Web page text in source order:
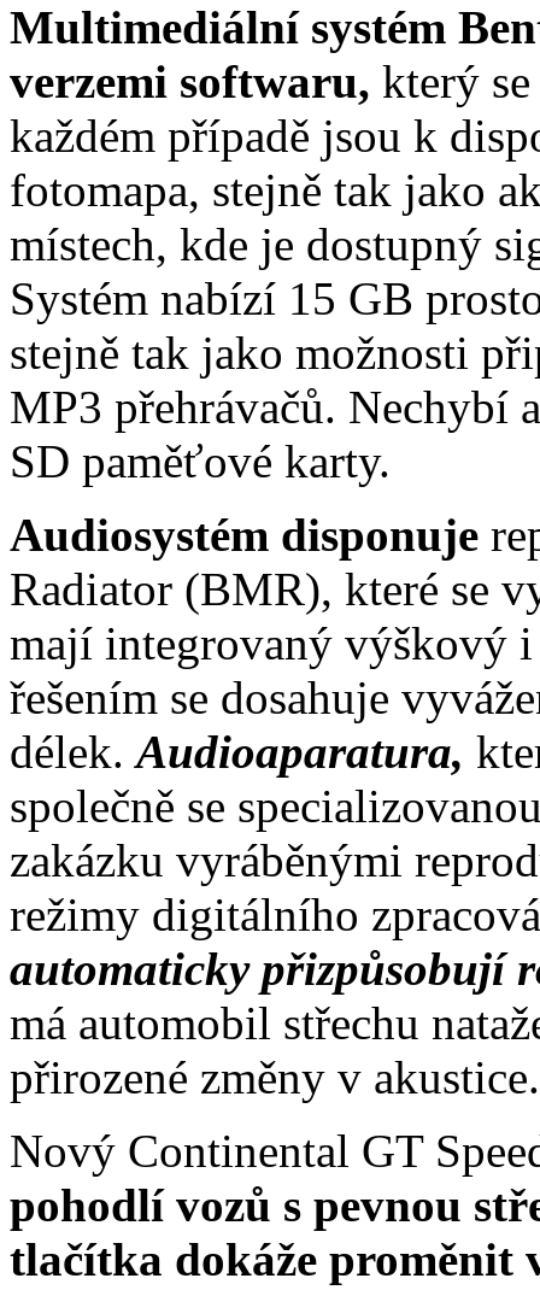
Multimediální systém
verzemi softwaru, který
každém případě jsou k
fotomapa, stejně tak jako
místech, kde je dostupný
Systém nabízí 15 GB
stejně tak jako možnosti
MP3 přehrávačů. Nechybí
SD paměťové karty.
Audiosystém disponuje
Radiator (BMR), které se
mají integrovaný výškový
řešením se dosahuje
délek.Audioaparatura,
společně se
zakázku vyráběnými
režimy digitálního
automaticky přizpůsobují
má automobil střechu
přirozené změny v akustice.
Nový Continental GT
pohodlí vozů s pevnou
tlačítka dokáže proměnit